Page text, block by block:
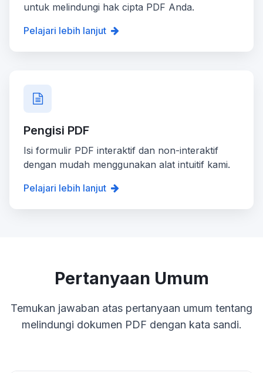
untuk melindungi hak cipta PDF Anda.
Pelajari lebih lanjut
Pengisi PDF
Isi formulir PDF interaktif dan non-interaktif
dengan mudah menggunakan alat intuitif kami.
Pelajari lebih lanjut
Pertanyaan Umum
Temukan jawaban atas pertanyaan umum tentang
melindungi dokumen PDF dengan kata sandi.